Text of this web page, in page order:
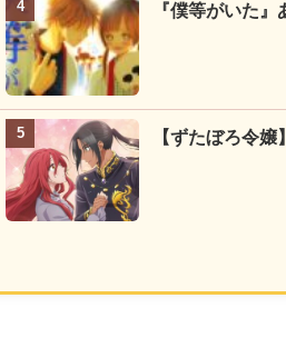
『僕等がいた
【ずたぼろ令